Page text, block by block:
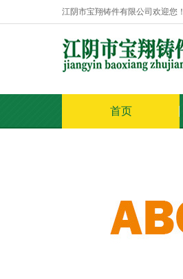
江阴市宝翔铸件有限公司欢迎您！
首页